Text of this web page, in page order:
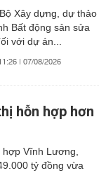
Xây dựng, dự thảo
Bất động sản sửa
với dự án...
| 07/08/2026
hỗn hợp hơn
hợp Vĩnh Lương,
tỷ đồng vừa